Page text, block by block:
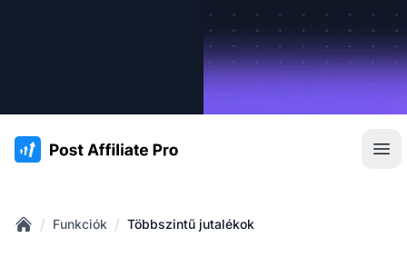
:site.title
/ Funkciók / Többszintű jutalékok